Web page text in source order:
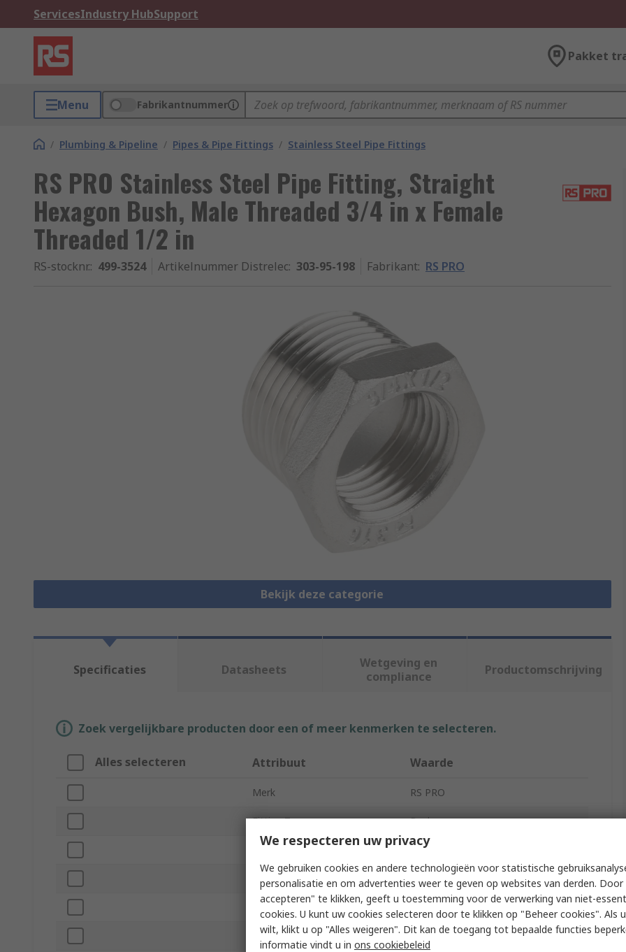
ServicesIndustry HubSupport
Pakket
Menu Fabrikantnummer
/ Plumbing & Pipeline / Pipes & Pipe Fittings / Stainless Steel Pipe Fittings
RS PRO Stainless Steel Pipe Fitting, Straight
Hexagon Bush, Male Threaded 3/4 in x Female
Threaded 1/2 in
RS-stocknr.: 499-3524 Artikelnummer Distrelec: 303-95-198 Fabrikant: RS PRO
Bekijk deze categorie
Specificaties Datasheets
Wetgeving en
compliance
Productomschrijving
Zoek vergelijkbare producten door een of meer kenmerken te selecteren.
Alles selecteren Attribuut Waarde
Merk RS PRO
Fitting Type Bush
Product Type Stainless Steel Pipe Fitting
Connection Type A Threaded
Connection Type B Threaded
Fitting Direction Straight
We respecteren uw privacy
We gebruiken cookies en andere technologieën voor statistische
personalisatie en om advertenties weer te geven op websites van derden. Door
accepteren" te klikken, geeft u toestemming voor de verwerking van niet-
cookies. U kunt uw cookies selecteren door te klikken op "Beheer cookies". Als
wilt, klikt u op "Alles weigeren". Dit kan de toegang tot bepaalde functies
informatie vindt u in ons cookiebeleid